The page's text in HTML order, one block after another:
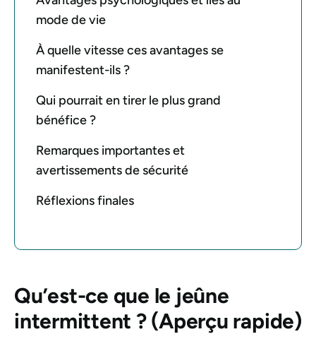
mode de vie
À quelle vitesse ces avantages se
manifestent-ils ?
Qui pourrait en tirer le plus grand
bénéfice ?
Remarques importantes et
avertissements de sécurité
Réflexions finales
Qu’est-ce que le jeûne
intermittent ? (Aperçu rapide)